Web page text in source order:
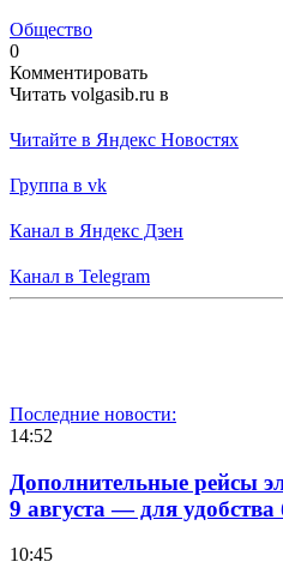
Общество
0
Комментировать
Читать volgasib.ru в
Читайте в Яндекс Новостях
Группа в vk
Канал в Яндекс Дзен
Канал в Telegram
Последние новости:
14:52
Дополнительные рейсы
9 августа — для
10:45